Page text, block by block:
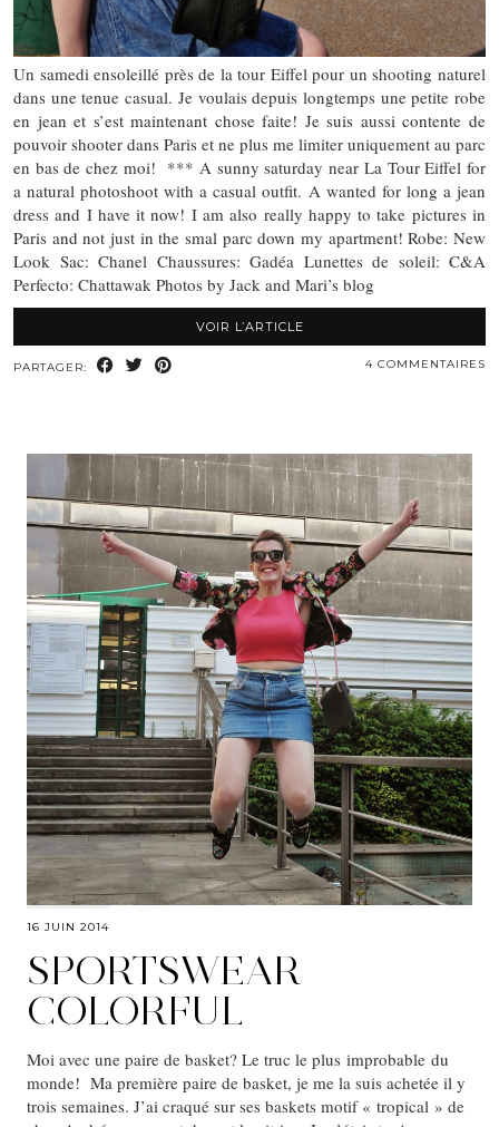
Un samedi ensoleillé près de la tour Eiffel pour un shooting naturel
dans une tenue casual. Je voulais depuis longtemps une petite robe
en jean et s’est maintenant chose faite! Je suis aussi contente de
pouvoir shooter dans Paris et ne plus me limiter uniquement au parc
en bas de chez moi! *** A sunny saturday near La Tour Eiffel for
a natural photoshoot with a casual outfit. A wanted for long a jean
dress and I have it now! I am also really happy to take pictures in
Paris and not just in the smal parc down my apartment! Robe: New
Look Sac: Chanel Chaussures: Gadéa Lunettes de soleil: C&A
Perfecto: Chattawak Photos by Jack and Mari’s blog
VOIR L’ARTICLE
PARTAGER: 4 COMMENTAIRES
16 JUIN 2014
SPORTSWEAR
COLORFUL
Moi avec une paire de basket? Le truc le plus improbable du
monde! Ma première paire de basket, je me la suis achetée il y
trois semaines. J’ai craqué sur ses baskets motif « tropical » de